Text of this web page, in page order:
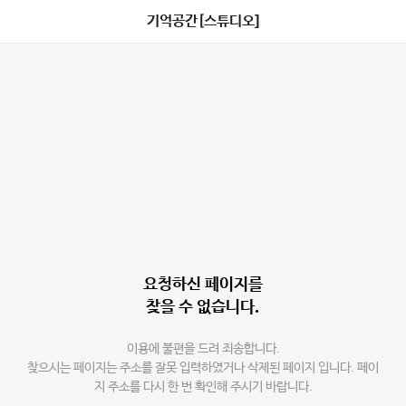
기억공간[스튜디오]
요청하신 페이지를
찾을 수 없습니다.
이용에 불편을 드려 죄송합니다.
찾으시는 페이지는 주소를 잘못 입력하였거나 삭제된 페이지 입니다. 페이
지 주소를 다시 한 번 확인해 주시기 바랍니다.